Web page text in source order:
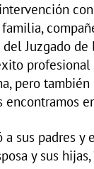
Juzgado
pero
encontramos
a sus padres y
y sus hijas,